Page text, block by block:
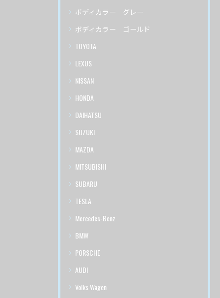
ボディカラー グレー
ボディカラー ゴールド
TOYOTA
LEXUS
NISSAN
HONDA
DAIHATSU
SUZUKI
MAZDA
MITSUBISHI
SUBARU
TESLA
Mercedes-Benz
BMW
PORSCHE
AUDI
Volks Wagen